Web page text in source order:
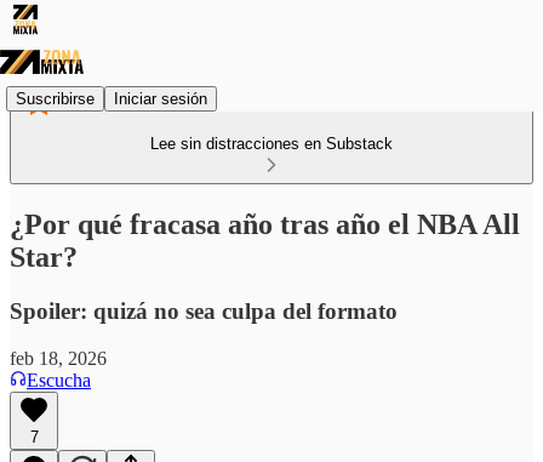
Suscribirse Iniciar sesión
Lee sin distracciones en Substack
¿Por qué fracasa año tras año el NBA All
Star?
Spoiler: quizá no sea culpa del formato
feb 18, 2026
Escucha
7